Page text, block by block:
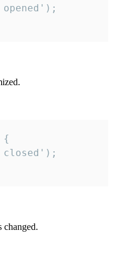
{
changed.